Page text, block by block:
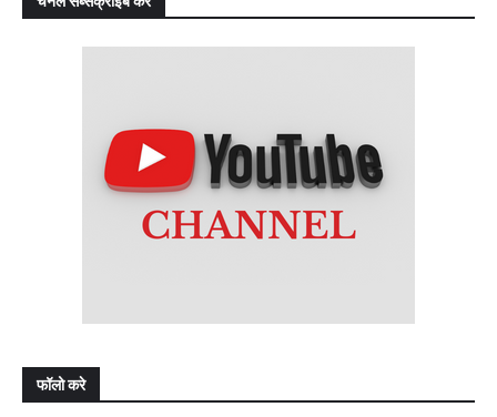
फॉलो करे